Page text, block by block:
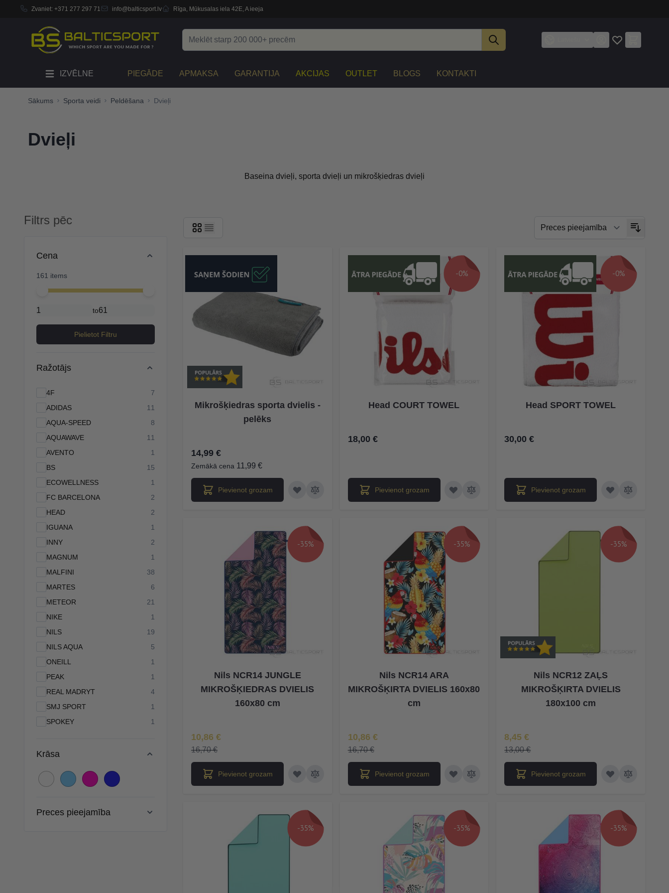
Zvaniet: +371 277 297 71 info@balticsport.lv Rīga, Mūkusalas iela 42E, A ieeja
IZVĒLNE PIEGĀDE APMAKSA GARANTIJA AKCIJAS OUTLET BLOGS KONTAKTI
Sākums Sporta veidi Peldēšana Dvieļi
Dvieļi
Baseina dvieļi, sporta dvieļi un mikrošķiedras dvieļi
Filtrs pēc
Cena
161 items
Minimal price
Maximum price
to
Pielietot Filtru
Ražotājs
4F 7
ADIDAS
11
products available
AQUA-SPEED
8
AQUAWAVE
11
AVENTO
1
products available
BS
15 products available
ECOWELLNESS
1
products available
FC BARCELONA
2 products available
HEAD
2
IGUANA
1
INNY
2
MAGNUM
1
MALFINI
38
MARTES
6
METEOR
21
NIKE
1
NILS
19
NILS AQUA
5
ONEILL
1
PEAK
1
REAL MADRYT
4 products available
SMJ SPORT
1
SPOKEY
1
Krāsa
Preces pieejamība
Mikrošķiedras sporta dvielis -
pelēks
14,99 €
Zemākā cena 11,99 €
Pievienot grozam
-0%
Head COURT TOWEL
18,00 €
Pievienot grozam
-0%
Head SPORT TOWEL
30,00 €
Pievienot grozam
-35%
Nils NCR14 JUNGLE
MIKROŠĶIEDRAS DVIELIS
160x80 cm
Īpaša Cena
10,86 €
16,70 €
Pievienot grozam
-35%
Nils NCR14 ARA
MIKROŠĶIRTA DVIELIS 160x80
cm
Īpaša Cena
10,86 €
16,70 €
Pievienot grozam
-35%
Nils NCR12 ZAĻS
MIKROŠĶIRTA DVIELIS
180x100 cm
Īpaša Cena
8,45 €
13,00 €
Pievienot grozam
-35% -35% -35%